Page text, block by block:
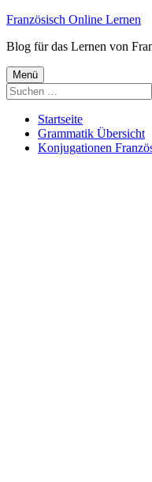
Springe
Inhalt
Französisch Online Lernen
Blog für das Lernen von
Primäres
Menü
Menü
Suchen
nach:
Startseite
Grammatik Übersicht
Konjugationen